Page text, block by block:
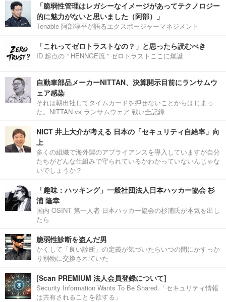
「脆弱性管理はレガシーなイメージがあってテクノロジー
的に魅力がないと思いました（阿部）」
Tenable 阿部淳平が語るエクスポージャーマネジメント
「これってゼロトラストなの？」と思ったら読むべき
ID 起点の “ HENNGE流 ” ゼロトラストここに爆誕
自動車部品メーカーNITTAN、決算開示目前にランサムウ
ェア感染
それは朝出社してタイムカードを押せないことからはじまっ
た。NITTAN vs ランサムウェア 戦い全記録
NICT 井上大介が考える 日本の「セキュリティ自給率」向
上
多くの組織で海外製のアプライアンスを導入していますが自分
たちがどんな仕組みで守られているかわかっていないんじゃな
いでしょうか？
「趣味：ハッキング」一般社団法人日本ハッカー協会 杉
浦 隆幸
国内 OSINT 第一人者 日本ハッカー協会の杉浦氏が本気を出し
たら
脆弱性診断を盗んだ男
かくして「良い診断」の定義が気づいたらいつの間にかすっか
り別物に交換されていた
[Scan PREMIUM 法人会員登録について]
Security Information Wants To Be Shared.「セキュリティ情報
は共有されることを欲する」